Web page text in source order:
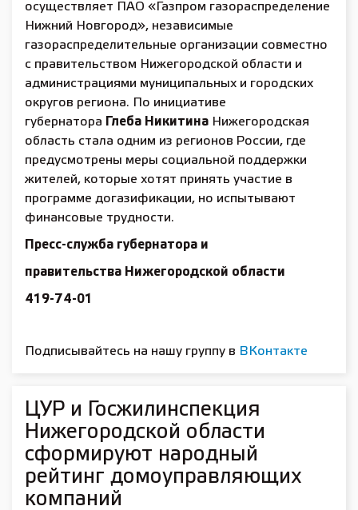
осуществляет ПАО «Газпром газораспределение
Нижний Новгород», независимые
газораспределительные организации совместно
с правительством Нижегородской области и
администрациями муниципальных и городских
округов региона. По инициативе
губернатора
Глеба Никитина Нижегородская
область стала одним из регионов России, где
предусмотрены меры социальной поддержки
жителей, которые хотят принять участие в
программе догазификации, но испытывают
финансовые трудности.
Пресс-служба губернатора и
правительства Нижегородской области
419-74-01
Подписывайтесь на нашу группу в ВКонтакте
ЦУР и Госжилинспекция
Нижегородской области
сформируют народный
рейтинг домоуправляющих
компаний